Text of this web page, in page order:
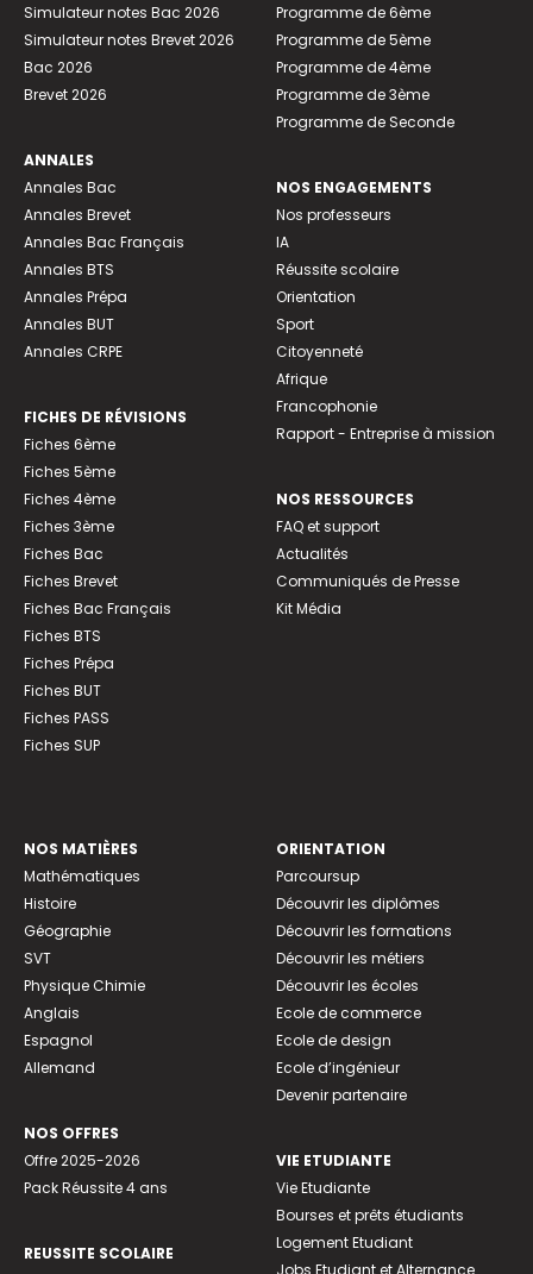
Simulateur notes Bac 2026
Simulateur notes Brevet 2026
Bac 2026
Brevet 2026
ANNALES
Annales Bac
Annales Brevet
Annales Bac Français
Annales BTS
Annales Prépa
Annales BUT
Annales CRPE
FICHES DE RÉVISIONS
Fiches 6ème
Fiches 5ème
Fiches 4ème
Fiches 3ème
Fiches Bac
Fiches Brevet
Fiches Bac Français
Fiches BTS
Fiches Prépa
Fiches BUT
Fiches PASS
Fiches SUP
Programme de 6ème
Programme de 5ème
Programme de 4ème
Programme de 3ème
Programme de Seconde
NOS ENGAGEMENTS
Nos professeurs
IA
Réussite scolaire
Orientation
Sport
Citoyenneté
Afrique
Francophonie
Rapport - Entreprise à mission
NOS RESSOURCES
FAQ et support
Actualités
Communiqués de Presse
Kit Média
NOS MATIÈRES
Mathématiques
Histoire
Géographie
SVT
Physique Chimie
Anglais
Espagnol
Allemand
NOS OFFRES
Offre 2025-2026
Pack Réussite 4 ans
REUSSITE SCOLAIRE
ORIENTATION
Parcoursup
Découvrir les diplômes
Découvrir les formations
Découvrir les métiers
Découvrir les écoles
Ecole de commerce
Ecole de design
Ecole d’ingénieur
Devenir partenaire
VIE ETUDIANTE
Vie Etudiante
Bourses et prêts étudiants
Logement Etudiant